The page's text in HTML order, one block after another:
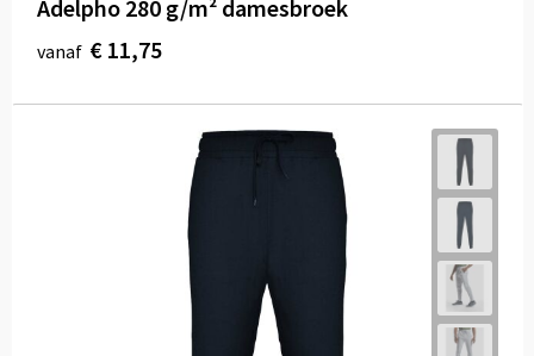
Adelpho 280 g/m² damesbroek
vanaf € 11,75